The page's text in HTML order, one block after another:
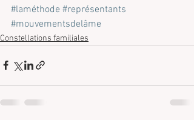
#laméthode #représentants
#mouvementsdelâme
Constellations familiales